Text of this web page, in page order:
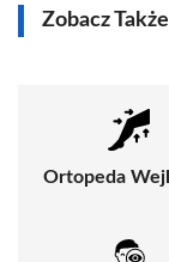
Zobacz Także
Ortopeda